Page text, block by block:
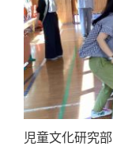
児童文化研